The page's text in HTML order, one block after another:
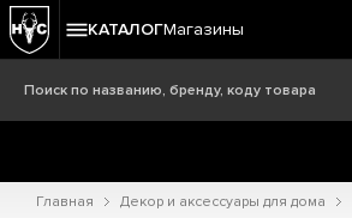
КАТАЛОГМагазины
Главная Декор и аксессуары для дома